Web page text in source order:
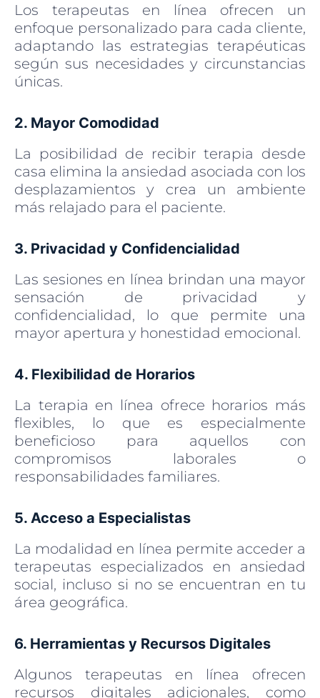
Los terapeutas en línea ofrecen un
enfoque personalizado para cada cliente,
adaptando las estrategias terapéuticas
según sus necesidades y circunstancias
únicas.
2. Mayor Comodidad
La posibilidad de recibir terapia desde
casa elimina la ansiedad asociada con los
desplazamientos y crea un ambiente
más relajado para el paciente.
3. Privacidad y Confidencialidad
Las sesiones en línea brindan una mayor
sensación de privacidad y
confidencialidad, lo que permite una
mayor apertura y honestidad emocional.
4. Flexibilidad de Horarios
La terapia en línea ofrece horarios más
flexibles, lo que es especialmente
beneficioso para aquellos con
compromisos laborales o
responsabilidades familiares.
5. Acceso a Especialistas
La modalidad en línea permite acceder a
terapeutas especializados en ansiedad
social, incluso si no se encuentran en tu
área geográfica.
6. Herramientas y Recursos Digitales
Algunos terapeutas en línea ofrecen
recursos digitales adicionales, como